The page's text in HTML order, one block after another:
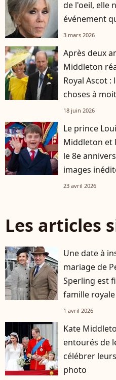
de l'oeil, elle
événement
3 mars 2026
Après deux
Middleton
Royal Ascot :
choses à
18 juin 2026
Le prince
Middleton et
le 8e
images
23 avril 2026
Les articles
Une date à
mariage de
Sperling est
famille
1 avril 2026
Kate
entourés de
célébrer
photo